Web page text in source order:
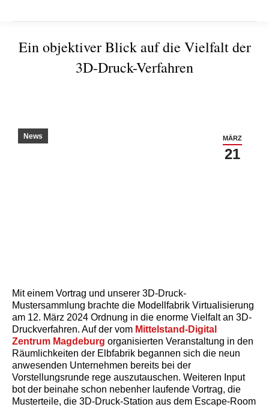
Ein objektiver Blick auf die Vielfalt der
3D-Druck-Verfahren
MÄRZ
21
News
Mit einem Vortrag und unserer 3D-Druck-
Mustersammlung brachte die Modellfabrik Virtualisierung
am 12. März 2024 Ordnung in die enorme Vielfalt an 3D-
Druckverfahren. Auf der vom Mittelstand-Digital
Zentrum Magdeburg organisierten Veranstaltung in den
Räumlichkeiten der Elbfabrik begannen sich die neun
anwesenden Unternehmen bereits bei der
Vorstellungsrunde rege auszutauschen. Weiteren Input
bot der beinahe schon nebenher laufende Vortrag, die
Musterteile, die 3D-Druck-Station aus dem Escape-Room